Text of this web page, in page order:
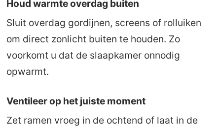
Houd warmte overdag buiten
Sluit overdag gordijnen, screens of rolluiken
om direct zonlicht buiten te houden. Zo
voorkomt u dat de slaapkamer onnodig
opwarmt.
Ventileer op het juiste moment
Zet ramen vroeg in de ochtend of laat in de